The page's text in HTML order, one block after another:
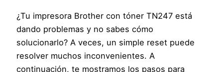
¿Tu impresora Brother con tóner TN247 está
dando problemas y no sabes cómo
solucionarlo? A veces, un simple reset puede
resolver muchos inconvenientes. A
continuación, te mostramos los pasos para